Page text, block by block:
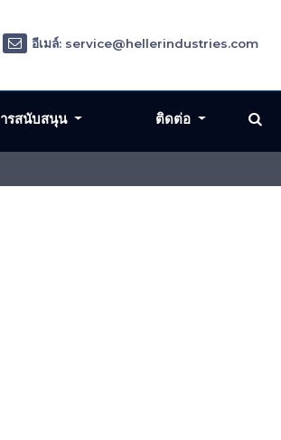
อีเมล์: service@hellerindustries.com
รสนับสนุน ติดต่อ